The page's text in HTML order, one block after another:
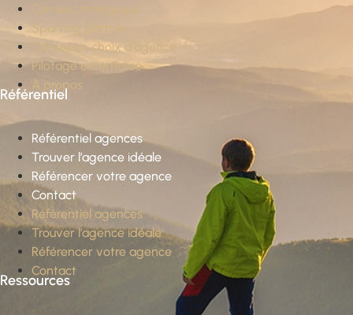
Conseil stratégique
Sparring partner
Conseil en choix d’agence
Pilotage externalisé
À propos
Référentiel
Référentiel agences
Trouver l’agence idéale
Référencer votre agence
Contact
Référentiel agences
Trouver l’agence idéale
Référencer votre agence
Contact
Ressources